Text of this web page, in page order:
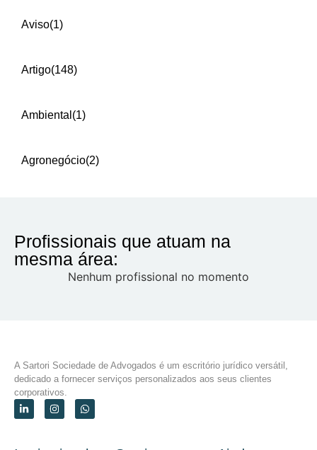
Aviso(1)
Artigo(148)
Ambiental (1)
Agronegócio(2)
Profissionais que atuam na
mesma área:
Nenhum profissional no momento
A Sartori Sociedade de Advogados é um escritório jurídico versátil,
dedicado a fornecer serviços personalizados aos seus clientes
corporativos.